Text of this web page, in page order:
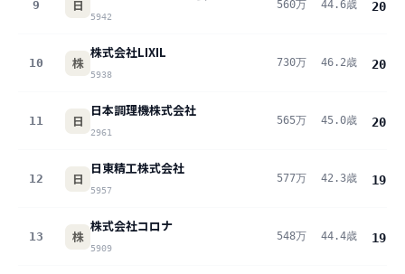
9 日
5942
560万 44.6歳 20.3
10 株
株式会社LIXIL
5938
730万 46.2歳 20.3
11 日
日本調理機株式会社
2961
565万 45.0歳 20.0
12 日
日東精工株式会社
5957
577万 42.3歳 19.8
13 株
株式会社コロナ
5909
548万 44.4歳 19.6